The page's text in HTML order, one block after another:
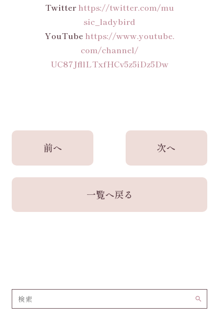
Twitter https://twitter.com/mu
sic_ladybird
YouTube https://www.youtube.
com/channel/
UC87JfllLTxfHCv5z5iDz5Dw
前へ
一覧へ戻る
次へ
search